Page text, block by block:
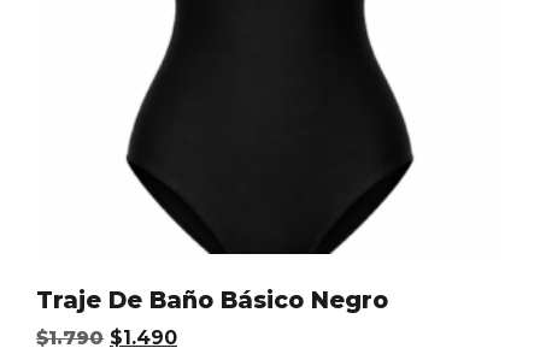
Traje De Baño Básico Negro
$1.790 $1.490